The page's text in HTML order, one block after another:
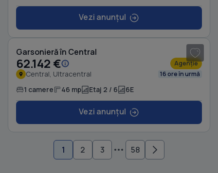
Vezi anunțul
Garsonieră în Central
62.142 € Agenție
Central, Ultracentral 16 ore în urmă
1 camere 46 mp Etaj 2 / 6 6E
Vezi anunțul
1 2 3 58